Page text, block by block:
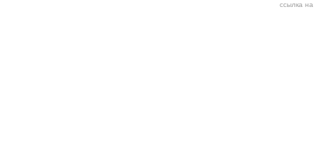
ссылка